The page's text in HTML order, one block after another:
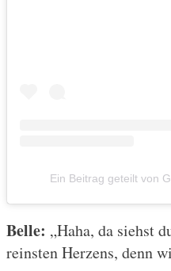
Ein Beitrag geteilt von
Belle: „Haha, da siehst
reinsten Herzens, denn